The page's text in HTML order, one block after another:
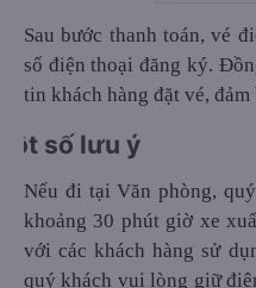
Sau bước thanh toán, vé
số điện thoại đăng ký.
tin khách hàng đặt vé,
số lưu ý
Nếu đi tại Văn phòng,
khoảng 30 phút giờ xe
với các khách hàng sử
quý khách vui lòng giữ